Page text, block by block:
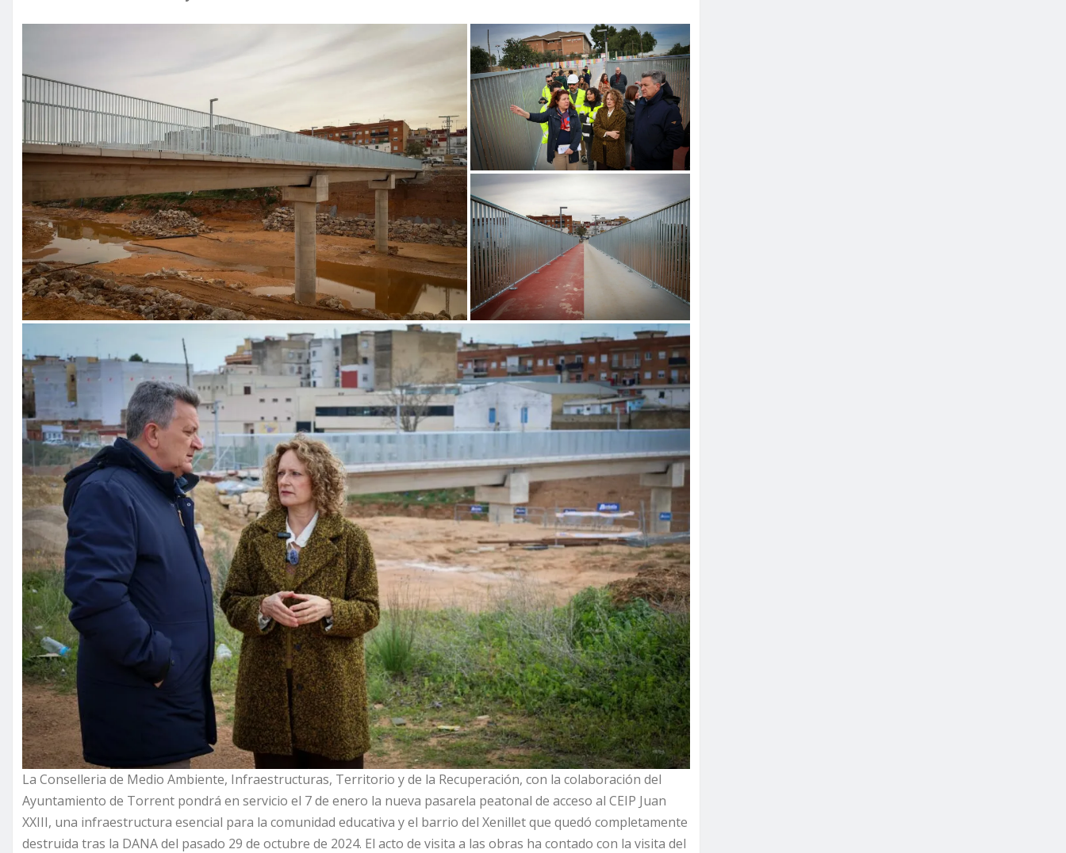
La Conselleria de Medio Ambiente, Infraestructuras, Territorio y de la Recuperación, con la colaboración del
Ayuntamiento de Torrent pondrá en servicio el 7 de enero la nueva pasarela peatonal de acceso al CEIP Juan
XXIII, una infraestructura esencial para la comunidad educativa y el barrio del Xenillet que quedó completamente
destruida tras la DANA del pasado 29 de octubre de 2024. El acto de visita a las obras ha contado con la visita del